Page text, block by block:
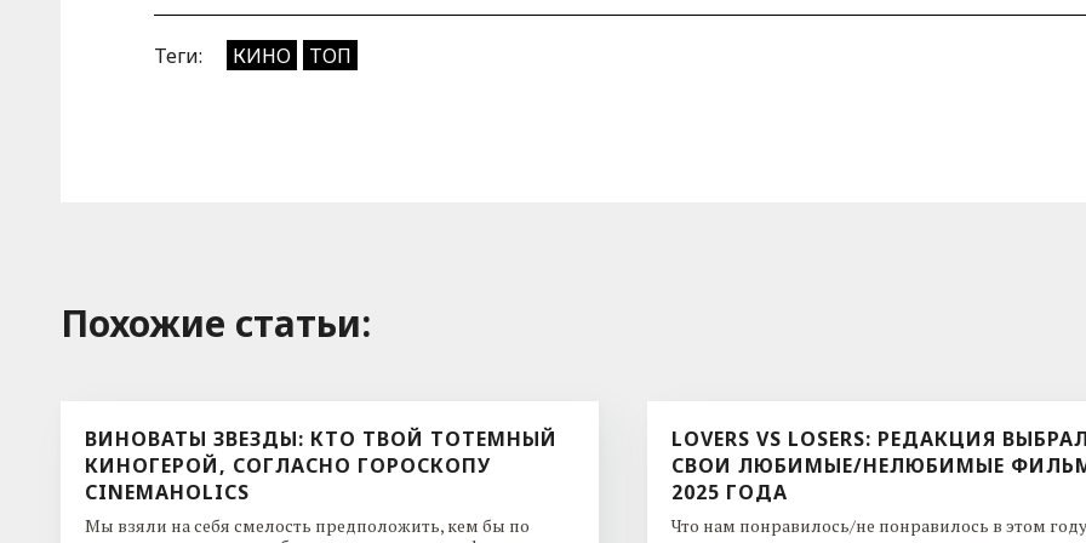
Теги: КИНО ТОП
Похожие cтатьи:
ВИНОВАТЫ ЗВЕЗДЫ: КТО ТВОЙ ТОТЕМНЫЙ
КИНОГЕРОЙ, СОГЛАСНО ГОРОСКОПУ
CINEMAHOLICS
Мы взяли на себя смелость предположить, кем бы по
LOVERS VS LOSERS: РЕДАКЦИЯ
СВОИ ЛЮБИМЫЕ/НЕЛЮБИМЫЕ
2025 ГОДА
Что нам понравилось/не понравилось в этом